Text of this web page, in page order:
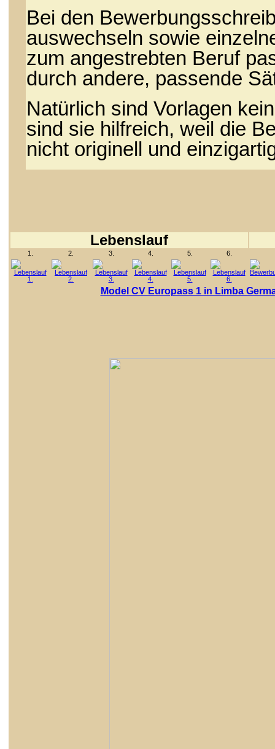
Bei den
auswechseln sowie
zum angestrebten Beruf
durch andere, passende
Natürlich sind Vorlagen
sind sie hilfreich, weil die
nicht originell und
Lebenslauf
1. 2. 3. 4. 5. 6.
Model CV Europass 1 in Limba